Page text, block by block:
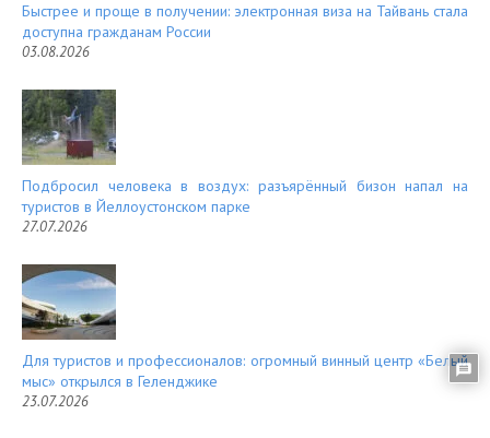
Быстрее и проще в получении: электронная виза на Тайвань стала
доступна гражданам России
03.08.2026
Подбросил человека в воздух: разъярённый бизон напал на
туристов в Йеллоустонском парке
27.07.2026
Для туристов и профессионалов: огромный винный центр «Белый
мыс» открылся в Геленджике
23.07.2026